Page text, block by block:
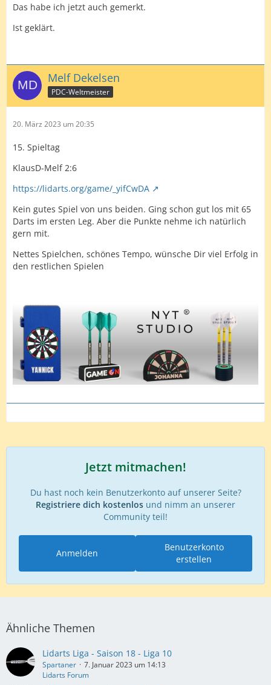
Das habe ich jetzt auch gemerkt.
Ist geklärt.
Melf Dekelsen
PDC-Weltmeister
20. März 2023 um 20:35
15. Spieltag
KlausD-Melf 2:6
https://lidarts.org/game/_yifCwDA
Kein gutes Spiel von uns beiden. Ging schon gut los mit 65
Darts im ersten Leg. Aber die Punkte nehme ich natürlich
gern mit.
Nettes Spielchen, schönes Tempo, wünsche Dir viel Erfolg in
den restlichen Spielen
Jetzt mitmachen!
Du hast noch kein Benutzerkonto auf unserer Seite?
Registriere dich kostenlos und nimm an unserer
Community teil!
Benutzerkonto
erstellen
Anmelden
Ähnliche Themen
Lidarts Liga - Saison 18 - Liga 10
Spartaner
7. Januar 2023 um 14:13
Lidarts Forum